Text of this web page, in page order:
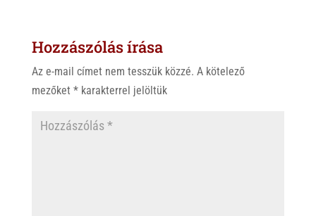
A
p
o
k
Hozzászólás írása
Az e-mail címet nem tesszük közzé. A kötelező
mezőket *karakterrel jelöltük